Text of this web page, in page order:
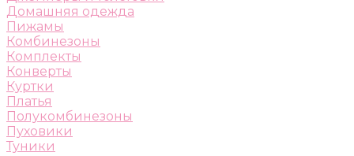
Домашняя одежда
Пижамы
Комбинезоны
Комплекты
Конверты
Куртки
Платья
Полукомбинезоны
Пуховики
Туники